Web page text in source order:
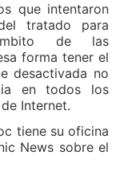
que intentaron
tratado para
de las
forma tener el
desactivada no
en todos los
Internet.
tiene su oficina
News sobre el